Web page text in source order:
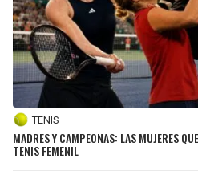
TENIS
MADRES Y CAMPEONAS: LAS MUJERES
TENIS FEMENIL